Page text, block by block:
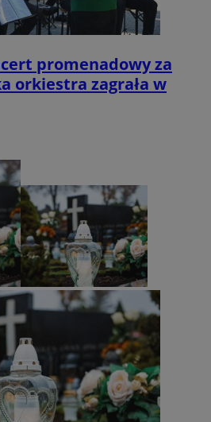
promenadowy za
orkiestra zagrała w